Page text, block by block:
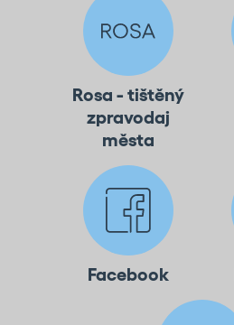
Rosa - tištěný
zpravodaj
města
Facebook